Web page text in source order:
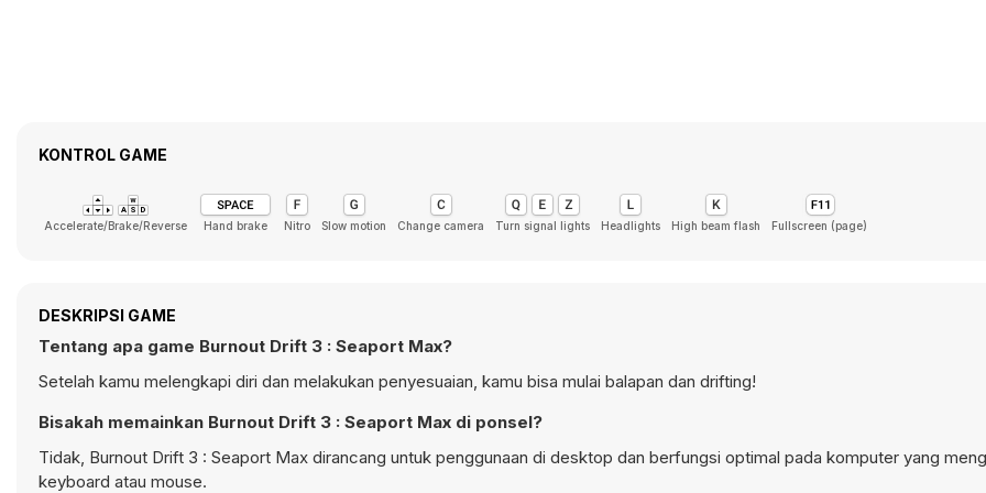
KONTROL GAME
Accelerate/Brake/Reverse Hand brake Nitro Slow motion Change camera Turn signal lights Headlights High beam flash Fullscreen (page)
DESKRIPSI GAME
Tentang apa game Burnout Drift 3 : Seaport Max?
Setelah kamu melengkapi diri dan melakukan penyesuaian, kamu bisa mulai balapan dan drifting!
Bisakah memainkan Burnout Drift 3 : Seaport Max di ponsel?
Tidak, Burnout Drift 3 : Seaport Max dirancang untuk penggunaan di desktop dan berfungsi optimal pada komputer yang
keyboard atau mouse.